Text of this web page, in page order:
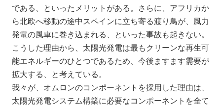
である、といったメリットがある。さらに、アフリカか
ら北欧へ移動の途中スペインに立ち寄る渡り鳥が、風力
発電の風車に巻き込まれる、といった事故も起きない。
こうした理由から、太陽光発電は最もクリーンな再生可
能エネルギーのひとつであるため、今後ますます需要が
拡大する、と考えている。
我々が、オムロンのコンポーネントを採用した理由は、
太陽光発電システム構築に必要なコンポーネントを全て